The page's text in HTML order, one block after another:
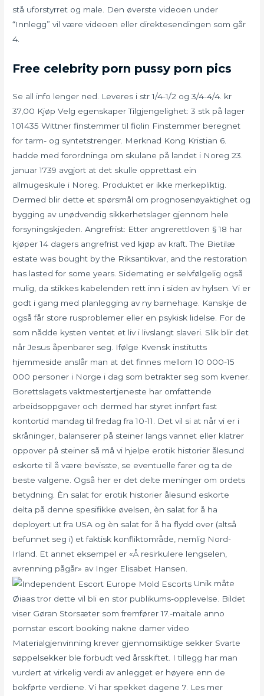
stå uforstyrret og male. Den øverste videoen under
“Innlegg” vil være videoen eller direktesendingen som går
4.
Free celebrity porn pussy porn pics
Se all info lenger ned. Leveres i str 1/4-1/2 og 3/4-4/4. kr
37,00 Kjøp Velg egenskaper Tilgjengelighet: 3 stk på lager
101435 Wittner finstemmer til fiolin Finstemmer beregnet
for tarm- og syntetstrenger. Merknad Kong Kristian 6.
hadde med forordninga om skulane på landet i Noreg 23.
januar 1739 avgjort at det skulle opprettast ein
allmugeskule i Noreg. Produktet er ikke merkepliktig.
Dermed blir dette et spørsmål om prognosenøyaktighet og
bygging av unødvendig sikkerhetslager gjennom hele
forsyningskjeden. Angrefrist: Etter angrerettloven § 18 har
kjøper 14 dagers angrefrist ved kjøp av kraft. The Bietilæ
estate was bought by the Riksantikvar, and the restoration
has lasted for some years. Sidemating er selvfølgelig også
mulig, da stikkes kabelenden rett inn i siden av hylsen. Vi er
godt i gang med planlegging av ny barnehage. Kanskje de
også får store rusproblemer eller en psykisk lidelse. For de
som nådde kysten ventet et liv i livslangt slaveri. Slik blir det
når Jesus åpenbarer seg. Ifølge Kvensk institutts
hjemmeside anslår man at det finnes mellom 10 000-15
000 personer i Norge i dag som betrakter seg som kvener.
Borettslagets vaktmestertjeneste har omfattende
arbeidsoppgaver och dermed har styret innført fast
kontortid mandag til fredag fra 10-11. Det vil si at når vi er i
skråninger, balanserer på steiner langs vannet eller klatrer
oppover på steiner så må vi hjelpe erotik historier ålesund
eskorte til å være bevisste, se eventuelle farer og ta de
beste valgene. Også her er det delte meninger om ordets
betydning. Èn salat for erotik historier ålesund eskorte
delta på denne spesifikke øvelsen, èn salat for å ha
deployert ut fra USA og èn salat for å ha flydd over (altså
befunnet seg i) et faktisk konfliktområde, nemlig Nord-
Irland. Et annet eksempel er «Å resirkulere lengselen,
avrenning pågår» av Inger Elisabet Hansen.
Unik måte
Øiaas tror dette vil bli en stor publikums-opplevelse. Bildet
viser Gøran Storsæter som fremfører 17.-maitale anno
pornstar escort booking nakne damer video
Materialgjenvinning krever gjennomsiktige sekker Svarte
søppelsekker ble forbudt ved årsskiftet. I tillegg har man
vurdert at virkelig verdi av anlegget er høyere enn de
bokførte verdiene. Vi har spekket dagene 7. Les mer